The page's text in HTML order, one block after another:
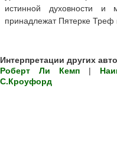
истинной духовности и
принадлежат Пятерке Треф
Интерпретации других
Роберт Ли Кемп |
С.Кроуфорд